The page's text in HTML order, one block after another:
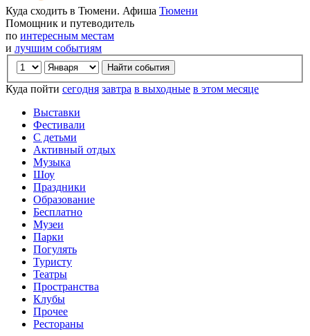
Куда сходить в Тюмени. Афиша Тюмени
Помощник и путеводитель
по интересным местам
и лучшим событиям
Куда пойти сегодня завтра в выходные в этом месяце
Выставки
Фестивали
С детьми
Активный отдых
Музыка
Шоу
Праздники
Образование
Бесплатно
Музеи
Парки
Погулять
Туристу
Театры
Пространства
Клубы
Прочее
Рестораны